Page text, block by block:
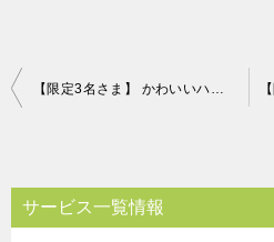
投
ビ
ゲ
【限定3名さま】 かわいいハート型の米沢牛赤身モモステーキ（A4・A5等級） 片付け110番プレゼントキャンペーン！！
サービス一覧情報